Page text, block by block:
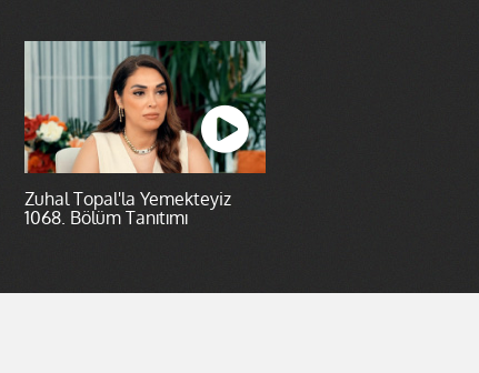
Zuhal Topal'la Yemekteyiz
1068. Bölüm Tanıtımı